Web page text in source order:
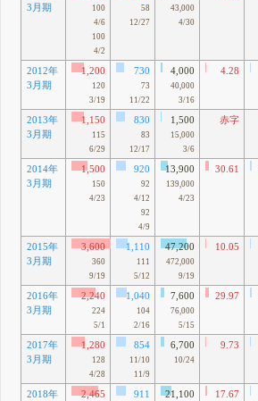
3月期
100
4/6
100
4/2
58
12/27
43,000
4/30
2012年
3月期
1,200
120
3/19
730
73
11/22
4,000
40,000
3/16
4.28
2013年
3月期
1,150
115
6/29
830
83
12/17
1,500
15,000
3/6
赤字
2014年
3月期
1,500
150
4/23
920
92
4/12
92
4/9
13,900
139,000
4/23
30.61
2015年
3月期
3,600
360
9/19
1,110
111
5/12
47,200
472,000
9/19
10.05
2016年
3月期
2,240
224
5/1
1,040
104
2/16
7,600
76,000
5/15
29.97
2017年
3月期
1,280
128
4/28
854
11/10
11/9
6,700
10/24
9.73
2018年
2,465 911 21,100 17.67